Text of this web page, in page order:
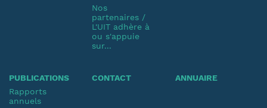
Nos
partenaires /
L'UIT adhère à
ou s'appuie
sur...
PUBLICATIONS
Rapports
annuels
CONTACT ANNUAIRE